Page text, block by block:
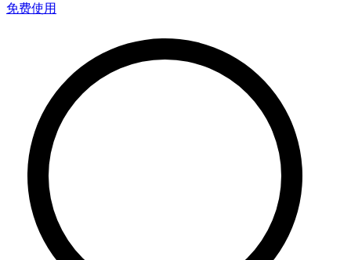
免费使用